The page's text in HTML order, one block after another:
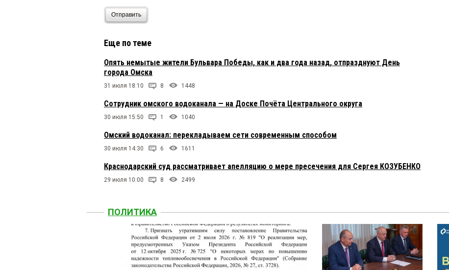
Отправить
Еще по теме
Опять немытые жители Бульвара Победы, как и два года назад, отпразднуют День
города Омска
31 июля 18:10 8 1448
Сотрудник омского водоканала — на Доске Почёта Центрального округа
30 июля 15:50 1 1040
Омский водоканал: перекладываем сети современным способом
30 июля 14:30 6 1611
Краснодарский суд рассматривает апелляцию о мере пресечения для Сергея КОЗУБЕНКО
29 июля 10:00 8 2499
ПОЛИТИКА